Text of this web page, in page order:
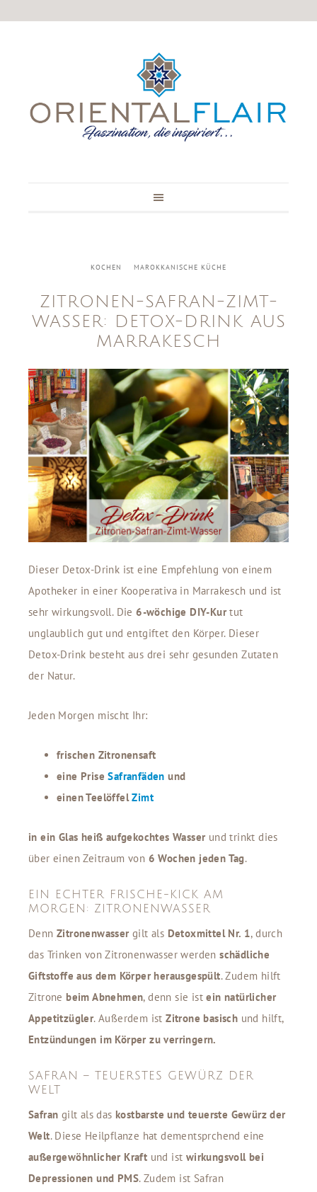
KOCHEN MAROKKANISCHE KÜCHE
ZITRONEN-SAFRAN-ZIMT-
WASSER: DETOX-DRINK AUS
MARRAKESCH
Dieser Detox-Drink ist eine Empfehlung von einem
Apotheker in einer Kooperativa in Marrakesch und ist
sehr wirkungsvoll. Die 6-wöchige DIY-Kurtut
unglaublich gut und entgiftet den Körper. Dieser
Detox-Drink besteht aus drei sehr gesunden Zutaten
der Natur.
Jeden Morgen mischt Ihr:
frischen Zitronensaft
eine PriseSafranfäden und
einen TeelöffelZimt
in ein Glas heiß aufgekochtes Wasserund trinkt dies
über einen Zeitraum von 6 Wochen jeden Tag.
EIN ECHTER FRISCHE-KICK AM
MORGEN: ZITRONENWASSER
Denn Zitronenwassergilt als Detoxmittel Nr. 1, durch
das Trinken von Zitronenwasser werdenschädliche
Giftstoffe aus dem Körper herausgespült. Zudem hilft
Zitrone beim Abnehmen, denn sie istein natürlicher
Appetitzügler. Außerdem istZitrone basisch und hilft,
Entzündungen im Körper zu verringern.
SAFRAN – TEUERSTES GEWÜRZ DER
WELT
Safran gilt als das kostbarste und teuerste Gewürz der
Welt. Diese Heilpflanze hat dementsprchend eine
außergewöhnlicher Kraft und ist wirkungsvoll bei
Depressionen und PMS. Zudem ist Safran